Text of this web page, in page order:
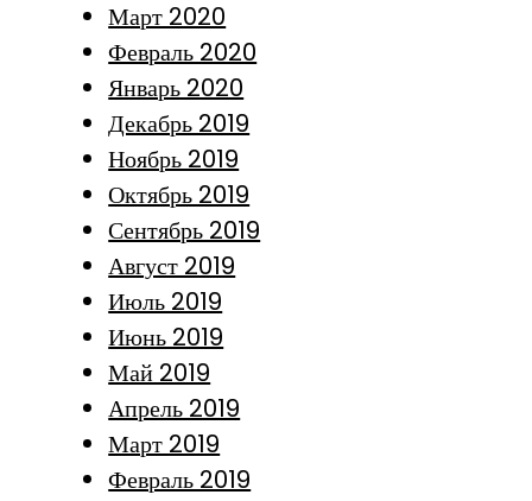
Март 2020
Февраль 2020
Январь 2020
Декабрь 2019
Ноябрь 2019
Октябрь 2019
Сентябрь 2019
Август 2019
Июль 2019
Июнь 2019
Май 2019
Апрель 2019
Март 2019
Февраль 2019